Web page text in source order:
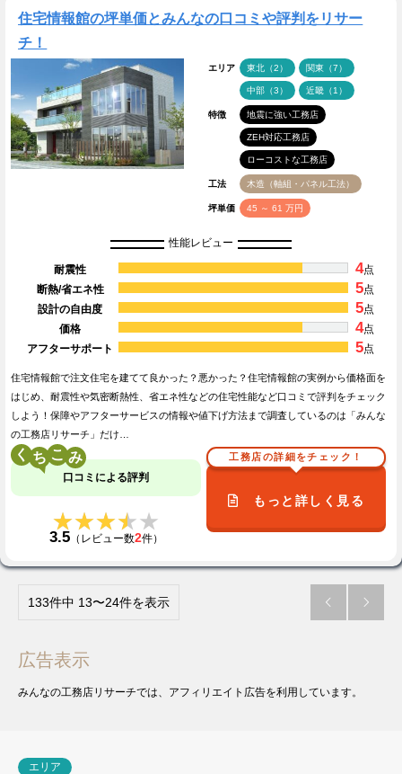
住宅情報館の坪単価とみんなの口コミや評判をリサー
チ！
エリア 東北（2） 関東（7）
中部（3） 近畿（1）
特徴 地震に強い工務店
ZEH対応工務店
ローコストな工務店
工法 木造（軸組・パネル工法）
坪単価 45 ～ 61 万円
性能レビュー
耐震性 4点
断熱/省エネ性
5点
設計の自由度
5点
価格
4点
アフターサポート
5点
住宅情報館で注文住宅を建てて良かった？悪かった？住宅情報館の実例から価格面を
はじめ、耐震性や気密断熱性、省エネ性などの住宅性能など口コミで評判をチェック
しよう！保障やアフターサービスの情報や値下げ方法まで調査しているのは「みんな
の工務店リサーチ」だけ…
く こ
口コミによる評判
★★★★★
★★★★★
3.5（レビュー数2件）
工務店の詳細をチェック！
もっと詳しく見る
133件中 13〜24件を表示  
広告表示
みんなの工務店リサーチでは、アフィリエイト広告を利用しています。
エリア